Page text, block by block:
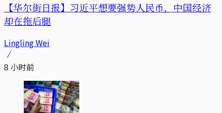
【华尔街日报】习近平想要强势人民币，中国经济
却在拖后腿
Lingling Wei
8 小时前